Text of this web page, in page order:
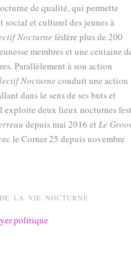
de qualité, qui permette
social et culturel des jeunes à
Nocturne fédère plus de 200
membres et une centaine
Parallèlement à son action
Nocturne conduit une action
dans le sens de ses buts et
exploite deux lieux nocturnes
depuis mai 2016 et Le
le Corner 25 depuis novembre
LA VIE NOCTURNE
politique